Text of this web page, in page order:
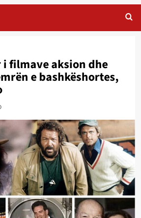
i filmave aksion dhe
e bashkëshortes,